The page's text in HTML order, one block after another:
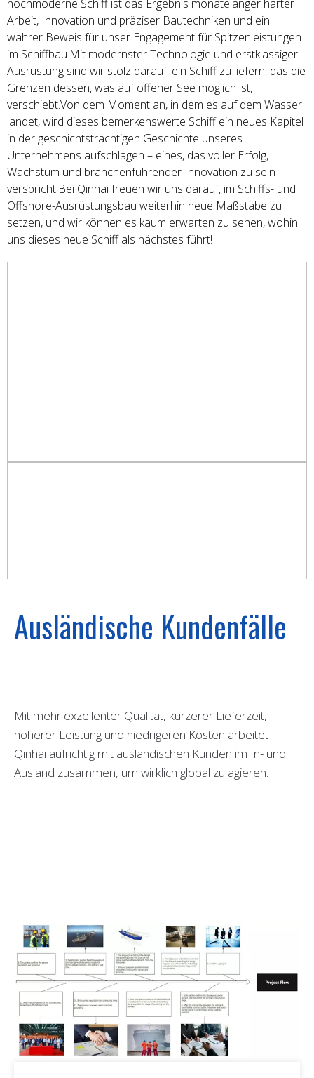
01 06
hochmoderne Schiff ist das Ergebnis monatelanger harter
Arbeit, Innovation und präziser Bautechniken und ein
wahrer Beweis für unser Engagement für Spitzenleistungen
im Schiffbau.Mit modernster Technologie und erstklassiger
Ausrüstung sind wir stolz darauf, ein Schiff zu liefern, das die
Grenzen dessen, was auf offener See möglich ist,
verschiebt.Von dem Moment an, in dem es auf dem Wasser
landet, wird dieses bemerkenswerte Schiff ein neues Kapitel
in der geschichtsträchtigen Geschichte unseres
Unternehmens aufschlagen – eines, das voller Erfolg,
Wachstum und branchenführender Innovation zu sein
verspricht.Bei Qinhai freuen wir uns darauf, im Schiffs- und
Offshore-Ausrüstungsbau weiterhin neue Maßstäbe zu
setzen, und wir können es kaum erwarten zu sehen, wohin
uns dieses neue Schiff als nächstes führt!
Ausländische Kundenfälle
Mit mehr exzellenter Qualität, kürzerer Lieferzeit,
höherer Leistung und niedrigeren Kosten arbeitet
Qinhai aufrichtig mit ausländischen Kunden im In- und
Ausland zusammen, um wirklich global zu agieren.